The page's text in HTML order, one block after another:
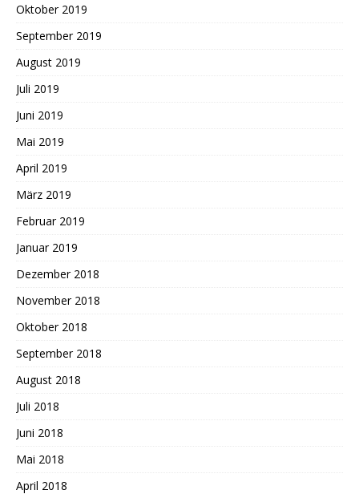
Oktober 2019
September 2019
August 2019
Juli 2019
Juni 2019
Mai 2019
April 2019
März 2019
Februar 2019
Januar 2019
Dezember 2018
November 2018
Oktober 2018
September 2018
August 2018
Juli 2018
Juni 2018
Mai 2018
April 2018